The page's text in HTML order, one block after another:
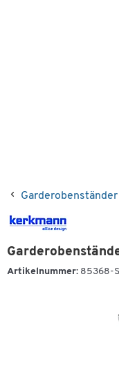
Garderobenständer
Artikelnummer: 85368-